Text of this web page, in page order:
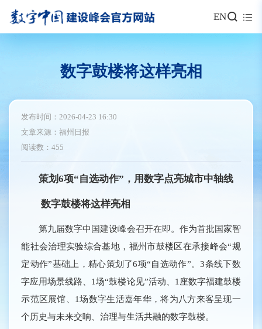
EN
数字鼓楼将这样亮相
发布时间：2026-04-23 16:30
文章来源：福州日报
阅读数：455
策划6项“自选动作”，用数字点亮城市中轴线
数字鼓楼将这样亮相
第九届数字中国建设峰会召开在即。作为首批国家智
能社会治理实验综合基地，福州市鼓楼区在承接峰会“规
定动作”基础上，精心策划了6项“自选动作”。3条线下数
字应用场景线路、1场“鼓楼论见”活动、1座数字福建鼓楼
示范区展馆、1场数字生活嘉年华，将为八方来客呈现一
个历史与未来交响、治理与生活共融的数字鼓楼。